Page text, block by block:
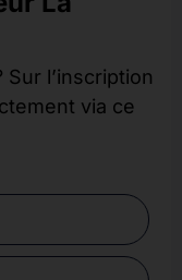
l’inscription
via ce